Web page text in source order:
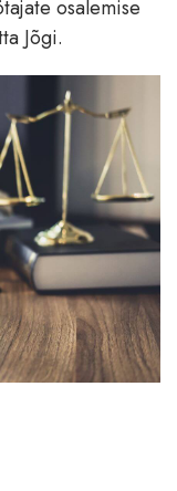
osalemise
Jõgi.